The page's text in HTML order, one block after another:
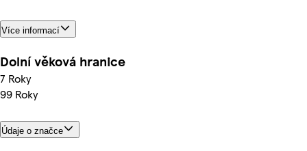
Více informací
Dolní věková hranice
7 Roky
99 Roky
Údaje o značce